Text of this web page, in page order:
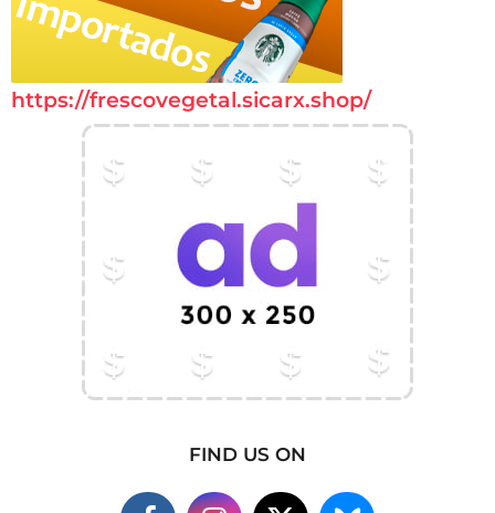
https://frescovegetal.sicarx.shop/
FIND US ON